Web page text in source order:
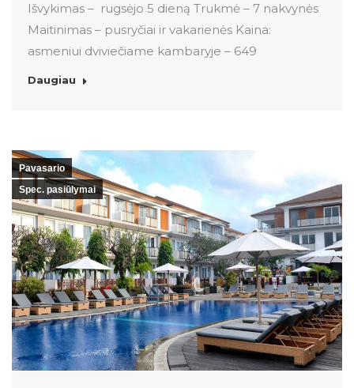
Išvykimas – rugsėjo 5 dieną Trukmė – 7 nakvynės
Maitinimas – pusryčiai ir vakarienės Kaina:
asmeniui dviviečiame kambaryje – 649
Daugiau
Pavasario
Spec. pasiūlymai